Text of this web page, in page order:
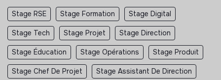
Stage RSE Stage Formation Stage Digital
Stage Tech Stage Projet Stage Direction
Stage Éducation Stage Opérations Stage Produit
Stage Chef De Projet Stage Assistant De Direction